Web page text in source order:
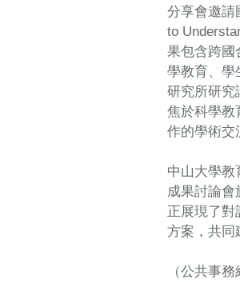
分享會邀請
to
果包含跨國
學教育、學
研究所研究
焦於科學教
作的學術交
中山大學教
成果討論
正展現了對
方案，共同
（公共事